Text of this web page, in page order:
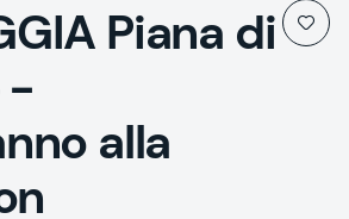
Piana di
-
alla